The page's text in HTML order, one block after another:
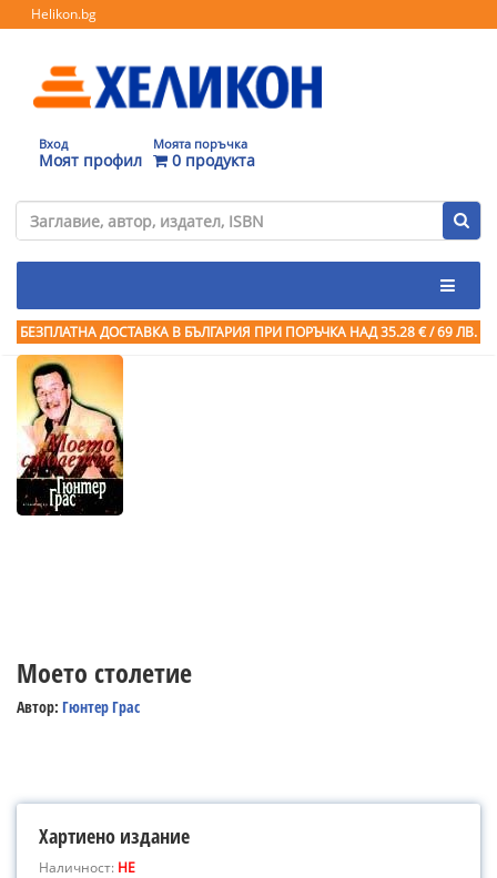
Helikon.bg
Вход
Моят профил
Моята поръчка
0 продукта
БЕЗПЛАТНА ДОСТАВКА В БЪЛГАРИЯ ПРИ ПОРЪЧКА НАД 35.28 € / 69 ЛВ.
Моето столетие
Автор: Гюнтер Грас
Хартиено издание
Наличност: НЕ